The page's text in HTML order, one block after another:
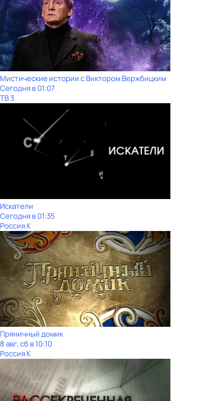
Мистические истории с Виктoром Bержбицким
Сегодня в 01:07
ТВ 3
Искатели
Сегодня в 01:35
Россия К
Пряничный домик
8 авг, сб в 10:10
Россия К